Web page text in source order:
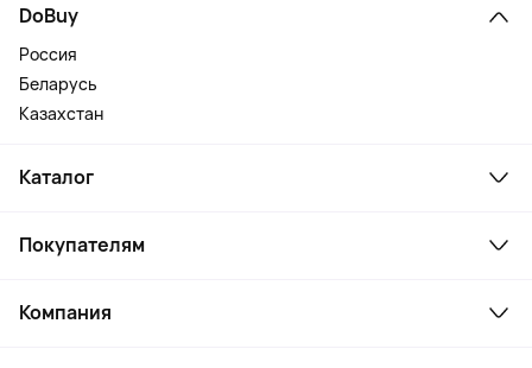
DoBuy
Россия
Беларусь
Казахстан
Каталог
Ноутбуки, мониторы, VR
Парфюмерия и косметика
Покупателям
Как заказать
Компания